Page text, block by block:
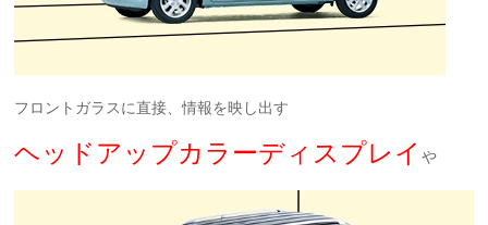
フロントガラスに直接、情報を映し出す
ヘッドアップカラーディスプレイや